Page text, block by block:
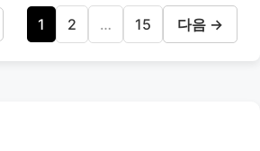
페
이
1
페
이
2 …
페
이
15 다음 →